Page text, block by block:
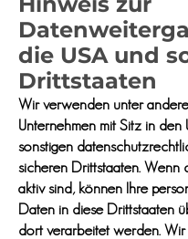
die USA und
Drittstaaten
Wir verwenden unter
Unternehmen mit Sitz in den
sonstigen
sicheren Drittstaaten. Wenn
aktiv sind, können Ihre
Daten in diese Drittstaaten
dort verarbeitet werden.